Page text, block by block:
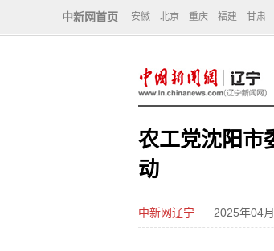
中新网首页 安徽 北京 重庆 福建 甘肃
农工党沈阳市
动
中新网辽宁 2025年04